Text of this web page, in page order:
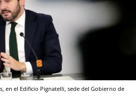
en el Edificio Pignatelli, sede del Gobierno de